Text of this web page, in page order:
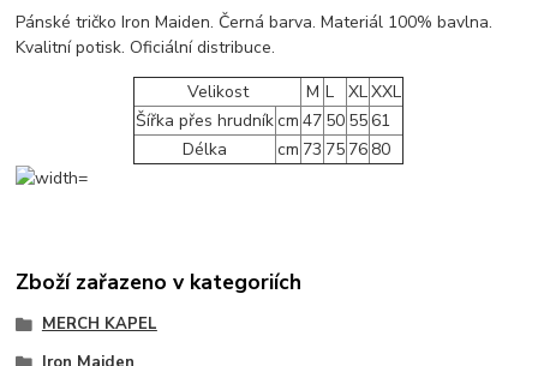
Pánské tričko Iron Maiden. Černá barva. Materiál 100% bavlna.
Kvalitní potisk. Oficiální distribuce.
Velikost
M L XLXXL
Šířka přes hrudníkcm 47 50 5561
Délka
cm 73 75 76 80
Zboží zařazeno v kategoriích
MERCH KAPEL